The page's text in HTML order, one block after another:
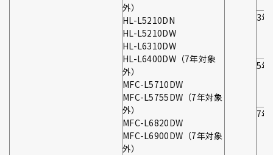
外）
HL-L5210DN
HL-L5210DW
HL-L6310DW
HL-L6400DW（7年対象
外）
MFC-L5710DW
MFC-L5755DW（7年対象
外）
MFC-L6820DW
MFC-L6900DW（7年対象
外）
3年
5年
7年